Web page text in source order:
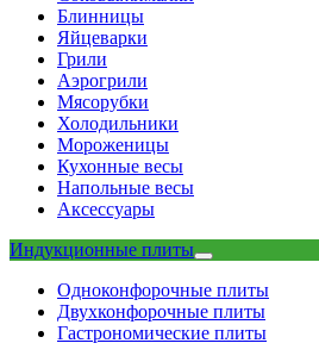
Блинницы
Яйцеварки
Грили
Аэрогрили
Мясорубки
Холодильники
Мороженицы
Кухонные весы
Напольные весы
Аксессуары
Индукционные плиты
Одноконфорочные плиты
Двухконфорочные плиты
Гастрономические плиты